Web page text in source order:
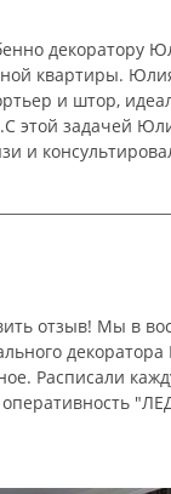
декоратору
квартиры.
и штор,
этой задачей
и
отзыв! Мы в
Расписали
оперативность